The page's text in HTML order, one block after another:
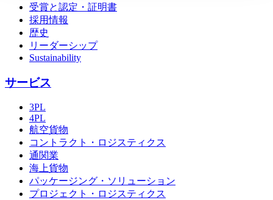
受賞と認定・証明書
採用情報
歴史
リーダーシップ
Sustainability
サービス
3PL
4PL
航空貨物
コントラクト・ロジスティクス
通関業
海上貨物
パッケージング・ソリューション
プロジェクト・ロジスティクス